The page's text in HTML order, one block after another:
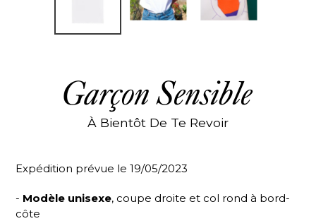
Garçon Sensible
À Bientôt De Te Revoir
Expédition prévue le 19/05/2023
- Modèle unisexe, coupe droite et col rond à bord-
côte